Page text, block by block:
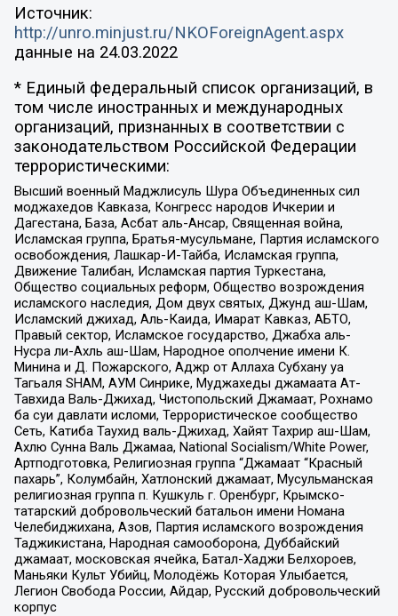
Источник:
http://unro.minjust.ru/NKOForeignAgent.aspx
данные на 24.03.2022
* Единый федеральный список организаций, в
том числе иностранных и международных
организаций, признанных в соответствии с
законодательством Российской Федерации
террористическими:
Высший военный Маджлисуль Шура Объединенных сил
моджахедов Кавказа, Конгресс народов Ичкерии и
Дагестана, База, Асбат аль-Ансар, Священная война,
Исламская группа, Братья-мусульмане, Партия исламского
освобождения, Лашкар-И-Тайба, Исламская группа,
Движение Талибан, Исламская партия Туркестана,
Общество социальных реформ, Общество возрождения
исламского наследия, Дом двух святых, Джунд аш-Шам,
Исламский джихад, Аль-Каида, Имарат Кавказ, АБТО,
Правый сектор, Исламское государство, Джабха аль-
Нусра ли-Ахль аш-Шам, Народное ополчение имени К.
Минина и Д. Пожарского, Аджр от Аллаха Субхану уа
Тагьаля SHAM, АУМ Синрике, Муджахеды джамаата Ат-
Тавхида Валь-Джихад, Чистопольский Джамаат, Рохнамо
ба суи давлати исломи, Террористическое сообщество
Сеть, Катиба Таухид валь-Джихад, Хайят Тахрир аш-Шам,
Ахлю Сунна Валь Джамаа, National Socialism/White Power,
Артподготовка, Религиозная группа “Джамаат “Красный
пахарь”, Колумбайн, Хатлонский джамаат, Мусульманская
религиозная группа п. Кушкуль г. Оренбург, Крымско-
татарский добровольческий батальон имени Номана
Челебиджихана, Азов, Партия исламского возрождения
Таджикистана, Народная самооборона, Дуббайский
джамаат, московская ячейка, Батал-Хаджи Белхороев,
Маньяки Культ Убийц, Молодёжь Которая Улыбается,
Легион Свобода России, Айдар, Русский добровольческий
корпус